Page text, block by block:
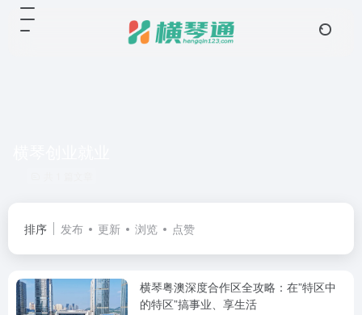
排序 发布 更新 浏览 点赞
横琴粤澳深度合作区全攻略：在”特区中
的特区”搞事业、享生活